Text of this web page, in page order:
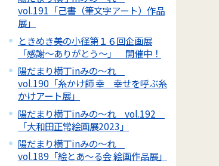
vol.191「己書（筆文字アート）作品
展」
ときめき美の小径第１６回企画展
「感謝～ありがとう～」 開催中！
陽だまり横丁inみの～れ
vol.190「糸かけ師 幸 幸せを呼ぶ糸
かけアート展」
陽だまり横丁inみの～れ vol.192
「大和田正常絵画展2023」
陽だまり横丁inみの～れ
vol.189「絵とあ～る会 絵画作品展」